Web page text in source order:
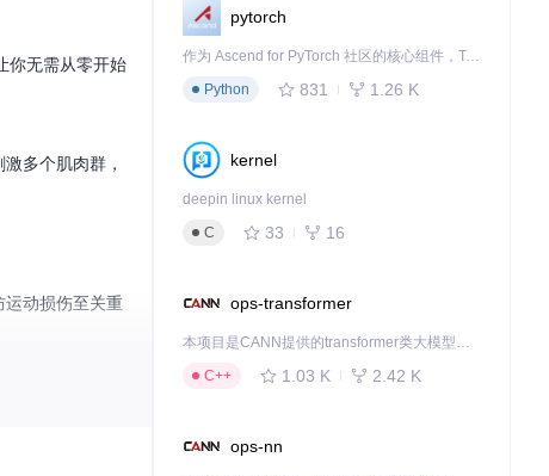
你无需从零开始
多个肌肉群，
运动损伤至关重
pytorch
作为 Ascend for PyTorch 社区的核心组件，TorchNPU 是昇腾专为 PyTorch 打造的深度学习适配插件，使 PyTorch 框架能够直接调用昇腾 NPU，为开发者提供昇腾 AI 处理器的超强算力。
Python
831 1.26 K
kernel
deepin linux kernel
C
33 16
ops-transformer
本项目是CANN提供的transformer类大模型算子库，实现网络在NPU上加速计算。
C++
1.03 K 2.42 K
ops-nn